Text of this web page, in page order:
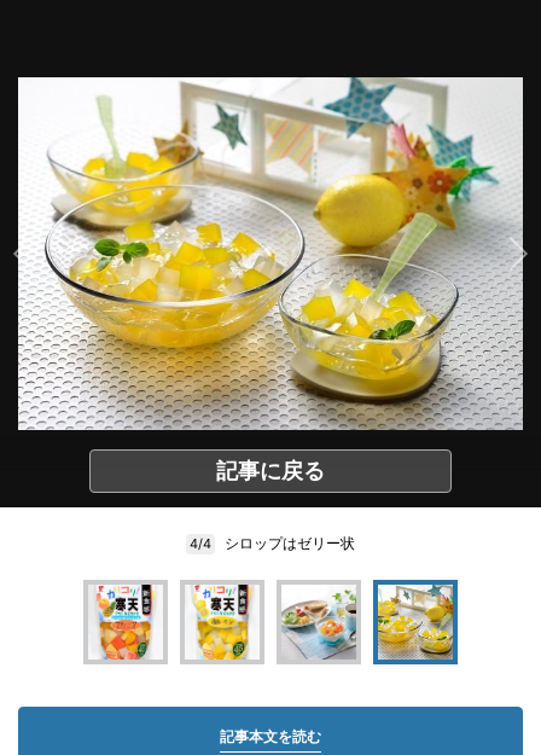
記事に戻る
4/4 シロップはゼリー状
記事本文を読む